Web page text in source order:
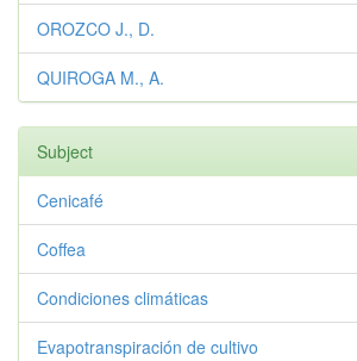
OROZCO J., D.
QUIROGA M., A.
Subject
Cenicafé
Coffea
Condiciones climáticas
Evapotranspiración de cultivo